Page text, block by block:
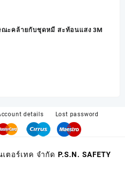
ณะคล้ายกับชุดหมี สะท้อนแสง 3M
details Lost password
อร์เทค จำกัด P.S.N. SAFETY